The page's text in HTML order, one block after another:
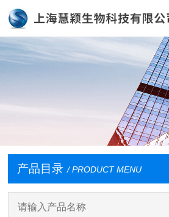
产品目录 / PRODUCT MENU